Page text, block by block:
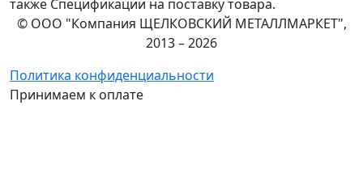
также Спецификации на поставку товара.
© ООО "Компания ЩЕЛКОВСКИЙ МЕТАЛЛМАРКЕТ",
2013 – 2026
Политика конфиденциальности
Принимаем к оплате